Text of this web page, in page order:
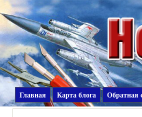
Главная Карта блога Обратная